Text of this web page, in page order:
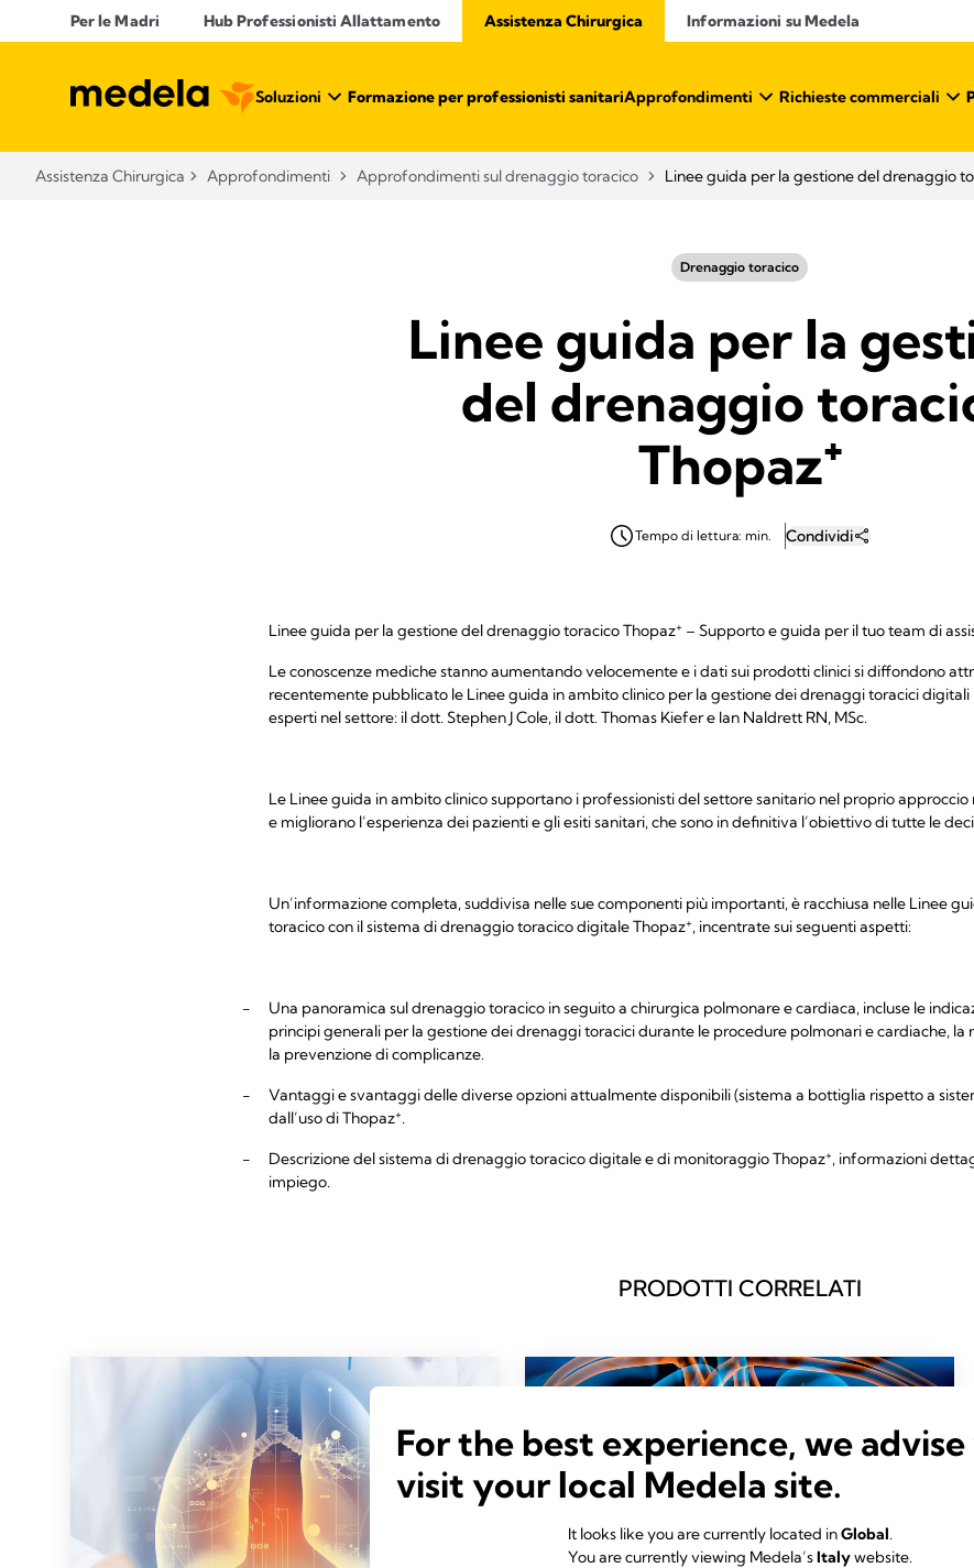
Per le Madri Hub Professionisti Allattamento​ Assistenza Chirurgica Informazioni su Medela
Soluzioni Formazione per professionisti sanitariApprofondimenti Richieste commerciali
Assistenza Chirurgica Approfondimenti Approfondimenti sul drenaggio toracico Linee guida per la gestione del drenaggio
Drenaggio toracico
Linee guida per la
del drenaggio
Thopaz⁺
Tempo di lettura: min. Condividi
Linee guida per la gestione del drenaggio toracico Thopaz+ – Supporto e guida per il tuo team di
Le conoscenze mediche stanno aumentando velocemente e i dati sui prodotti clinici si diffondono
recentemente pubblicato le Linee guida in ambito clinico per la gestione dei drenaggi toracici
esperti nel settore: il dott. Stephen J Cole, il dott. Thomas Kiefer e Ian Naldrett RN, MSc.
Le Linee guida in ambito clinico supportano i professionisti del settore sanitario nel proprio
e migliorano l’esperienza dei pazienti e gli esiti sanitari, che sono in definitiva l’obiettivo di tutte le
Un’informazione completa, suddivisa nelle sue componenti più importanti, è racchiusa nelle Linee
toracico con il sistema di drenaggio toracico digitale Thopaz+, incentrate sui seguenti aspetti:
-
Una panoramica sul drenaggio toracico in seguito a chirurgica polmonare e cardiaca, incluse le
principi generali per la gestione dei drenaggi toracici durante le procedure polmonari e cardiache,
la prevenzione di complicanze.
-
Vantaggi e svantaggi delle diverse opzioni attualmente disponibili (sistema a bottiglia rispetto a
dall’uso di Thopaz+.
- Descrizione del sistema di drenaggio toracico digitale e di monitoraggio Thopaz+, informazioni
impiego.
PRODOTTI CORRELATI
For the best experience, we
visit your local Medela site.
It looks like you are currently located inGlobal.
You are currently viewing Medela’sItalywebsite.